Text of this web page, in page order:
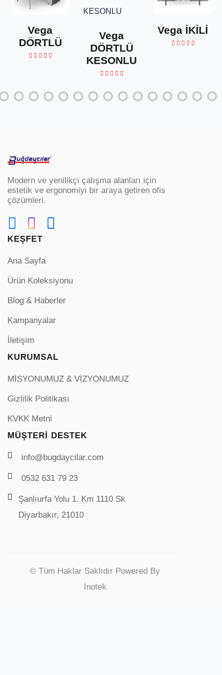
Vega
DÖRTLÜ
Vega
DÖRTLÜ
KESONLU
Vega İKİLİ
Modern ve yenilikçi çalışma alanları için
estetik ve ergonomiyi bir araya getiren ofis
çözümleri.
KEŞFET
Ana Sayfa
Ürün Koleksiyonu
Blog & Haberler
Kampanyalar
İletişim
KURUMSAL
MİSYONUMUZ & VİZYONUMUZ
Gizlilik Politikası
KVKK Metni
MÜŞTERI DESTEK
info@bugdaycilar.com
0532 631 79 23
Şanlıurfa Yolu 1. Km 1110 Sk
Diyarbakır, 21010
© Tüm Haklar Saklıdır Powered By
İnotek